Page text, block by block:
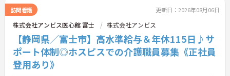
連携の体制がしっかりと整っています。働き方の面
では、夜勤明けの翌日が原則として公休となるほ
か、月平均の残業時間も5時間から7時間程度とかな
り少なめです。常勤スタッフの比率が90パーセント
を超えているため急な勤務変更が発生しにくく、あ
らかじめ決められた訪問予定表に沿って規則正しく
働けます。入職後は現場スタッフによるお一人おひ
とりに合わせた個別のOJT研修が実施されます。eラ
訪問看護 更新日：2026年08月06日
株式会社アンビス医心館 富士 株式会社アンビス
【静岡県／富士市】高水準給与＆年休115日♪サ
ポート体制◎ホスピスでの介護職員募集《正社員
登用あり》